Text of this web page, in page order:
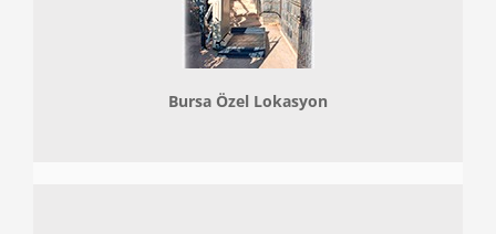
Bursa Özel Lokasyon